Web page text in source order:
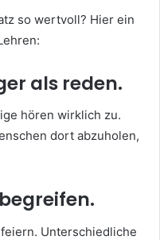
so wertvoll? Hier ein
als reden.
hören wirklich zu.
dort abzuholen,
Unterschiedliche